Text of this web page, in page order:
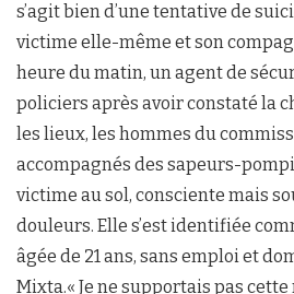
s’agit bien d’une tentative de
victime elle-même et son
heure du matin, un agent de
policiers après avoir constaté la
les lieux, les hommes du
accompagnés des sapeurs-
victime au sol, consciente mais
douleurs. Elle s’est identifiée
âgée de 21 ans, sans emploi et
Mixta.« Je ne supportais pas